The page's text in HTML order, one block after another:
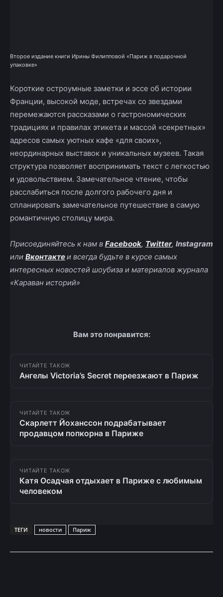
Второе издание книги Ирины Филипповой «Париж в подарочной
упаковке»
Короткие остроумные заметки и эссе об истории
Франции, высокой моде, встречах со звездами
перемежаются рассказами о гастрономических
традициях и правилах этикета и массой «секретных»
адресов самых уютных кафе «для своих»,
неординарных выставок и уникальных музеев. Такая
структура позволяет воспринимать текст с легкостью
и удовольствием. Замечательное чтение, чтобы
расслабиться после долгого рабочего дня и
спланировать замечательное путешествие в самую
романтичную столицу мира.
Присоединяйтесь к нам в Facebook, Twitter, Instagram
или Вконтактеи всегда будьте в курсе самых
интересных новостей шоубиза и материалов журнала
«Караван историй»
Вам это понравится:
ЧИТАЙТЕ ТАКОЖ
Ангелы Victoria’s Secret переезжают в Париж
ЧИТАЙТЕ ТАКОЖ
Скарлетт Йоханссон подрабатывает
продавцом попкорна в Париже
ЧИТАЙТЕ ТАКОЖ
Катя Осадчая отдыхает в Париже с любимым
человеком
ТЕГИ новости Париж